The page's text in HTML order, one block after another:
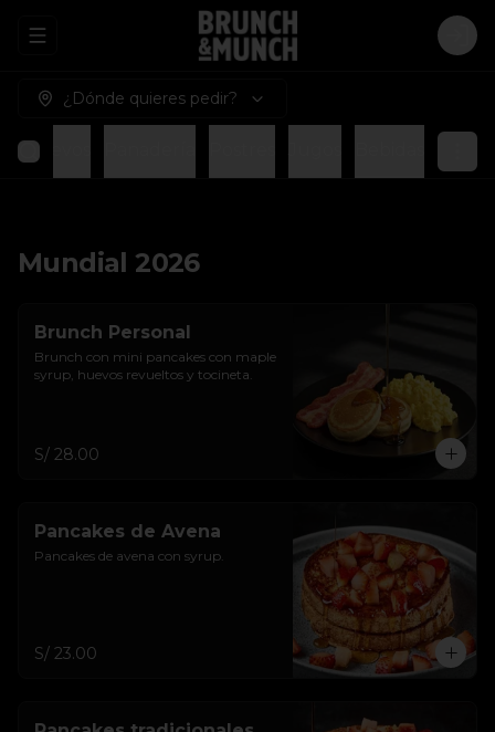
Abrir menu de navegación
¿Dónde quieres pedir?
Huevos
Mundial 2026
Brunch Personal
Brunch con mini pancakes con maple
syrup, huevos revueltos y tocineta.
S/ 28.00
Pancakes de Avena
Pancakes de avena con syrup.
S/ 23.00